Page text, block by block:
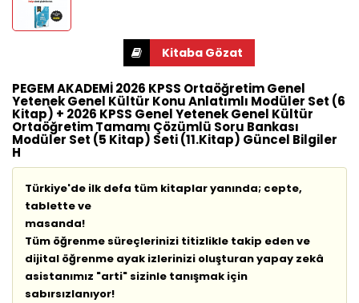
PEGEM AKADEMİ 2026 KPSS Ortaöğretim Genel
Yetenek Genel Kültür Konu Anlatımlı Modüler Set (6
Kitap) + 2026 KPSS Genel Yetenek Genel Kültür
Ortaöğretim Tamamı Çözümlü Soru Bankası
Modüler Set (5 Kitap) Seti (11.Kitap) Güncel Bilgiler
H
Türkiye'de ilk defa tüm kitaplar yanında; cepte,
tablette ve
Tüm öğrenme süreçlerinizi titizlikle takip eden ve
dijital öğrenme ayak izlerinizi oluşturan yapay zekâ
asistanımız "arti" sizinle tanışmak için
sabırsızlanıyor!